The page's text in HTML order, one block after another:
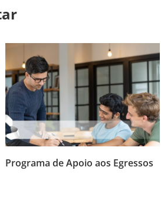
Programa de Apoio aos Egressos